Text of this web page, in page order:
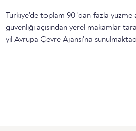
Türkiye'de toplam 90 'dan fazla yüzme
güvenliği açısından yerel makamlar
yıl Avrupa Çevre Ajansı'na